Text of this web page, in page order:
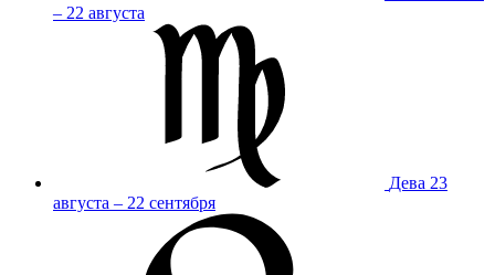
– 22 августа
Дева 23
августа – 22 сентября